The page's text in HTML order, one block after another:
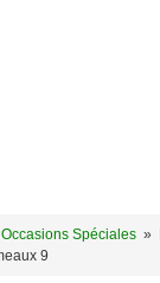
Occasions Spéciales »
9